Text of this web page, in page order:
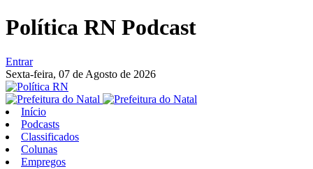
Política RN Podcast
Entrar
Sexta-feira, 07 de Agosto de 2026
Início
Podcasts
Classificados
Colunas
Empregos